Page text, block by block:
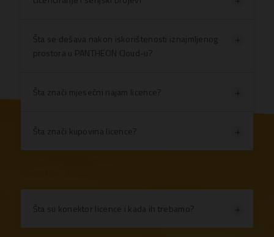
Šta se dešava nakon iskorištenosti iznajmljenog
prostora u PANTHEON Cloud-u?
Šta znači mjesečni najam licence?
Šta znači kupovina licence?
Šta su konektor licence i kada ih trebamo?